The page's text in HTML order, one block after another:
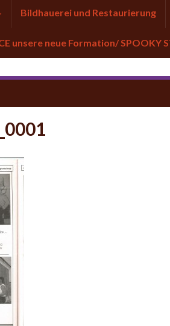
Bildhauerei und Restaurierung
unsere neue Formation/ SPOOKY